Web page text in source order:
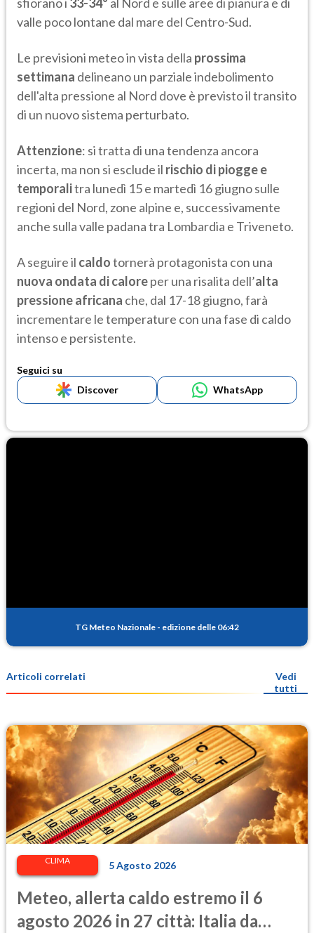
valle poco lontane dal mare del Centro-Sud.
Le previsioni meteo in vista della prossima
settimana delineano un parziale indebolimento
dell'alta pressione al Nord dove è previsto il transito
di un nuovo sistema perturbato.
Attenzione: si tratta di una tendenza ancora
incerta, ma non si esclude il rischio di piogge e
temporalitra lunedì 15 e martedì 16 giugno sulle
regioni del Nord, zone alpine e, successivamente
anche sulla valle padana tra Lombardia e Triveneto.
A seguire il caldotornerà protagonista con una
nuova ondata di caloreper una risalita dell’alta
pressione africana che, dal 17-18 giugno, farà
incrementare le temperature con una fase di caldo
intenso e persistente.
Seguici su
Discover
WhatsApp
TG Meteo Nazionale - edizione delle 06:42
Articoli correlati
Vedi
tutti
CLIMA 5 Agosto 2026
Meteo, allerta caldo estremo il 6
agosto 2026 in 27 città: Italia da